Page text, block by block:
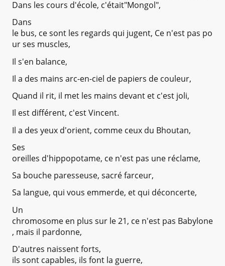
Dans les cours d'école, c'était"Mongol",
Dans
le bus, ce sont les regards qui jugent, Ce n'est pas po
ur ses muscles,
Il s'en balance,
Il a des mains arc-en-ciel de papiers de couleur,
Quand il rit, il met les mains devant et c'est joli,
Il est différent, c'est Vincent.
Il a des yeux d'orient, comme ceux du Bhoutan,
Ses
oreilles d'hippopotame, ce n'est pas une réclame,
Sa bouche paresseuse, sacré farceur,
Sa langue, qui vous emmerde, et qui déconcerte,
Un
chromosome en plus sur le 21, ce n'est pas Babylone
, mais il pardonne,
D'autres naissent forts,
ils sont capables, ils font la guerre,